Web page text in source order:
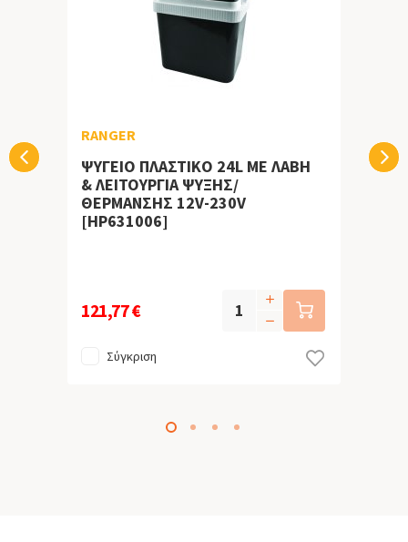
RANGER
ΨΥΓΕΙΟ ΠΛΑΣΤΙΚΟ 24L ΜΕ ΛΑΒΗ
& ΛΕΙΤΟΥΡΓΙΑ ΨΥΞΗΣ/
ΘΕΡΜΑΝΣΗΣ 12V-230V
[HP631006]
121,77 €
Σύγκριση